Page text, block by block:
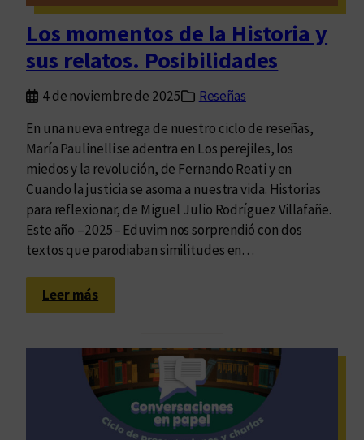
n
e
s
e
n
a
p
e
l
:
l
i
t
e
t
u
r
a
Los momentos de la Historia y
sus relatos. Posibilidades
4 de noviembre de 2025
Reseñas
En una nueva entrega de nuestro ciclo de reseñas,
María Paulinelli se adentra en Los perejiles, los
miedos y la revolución, de Fernando Reati y en
Cuando la justicia se asoma a nuestra vida. Historias
para reflexionar, de Miguel Julio Rodríguez Villafañe.
Este año –2025– Eduvim nos sorprendió con dos
textos que parodiaban similitudes en…
Leer más:
L
s
o
m